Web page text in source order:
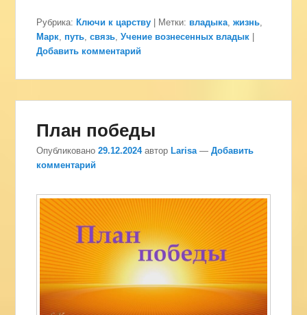
Рубрика: Ключи к царству Метки: владыка,жизнь,
Марк, путь,связь,Учение вознесенных владык
Добавить комментарий
План победы
Опубликовано29.12.2024 автор Larisa —Добавить
комментарий